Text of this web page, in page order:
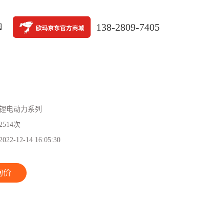
138-2809-7405
电动力系列
次
12-14 16:05:30
价